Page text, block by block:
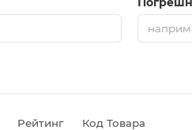
Рейтинг Код Товара